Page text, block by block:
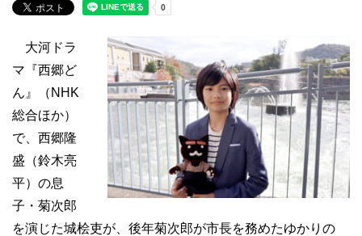
大河ドラ
マ『西郷ど
ん』（NHK
総合ほか）
で、西郷隆
盛（鈴木亮
平）の息
子・菊次郎
を演じた城桧吏が、後年菊次郎が市長を務めたゆかりの